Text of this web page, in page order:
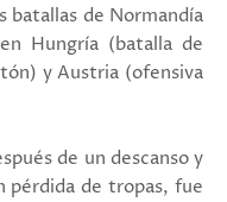
batallas de Normandía
Hungría (batalla de
y Austria (ofensiva
de un descanso y
pérdida de tropas, fue